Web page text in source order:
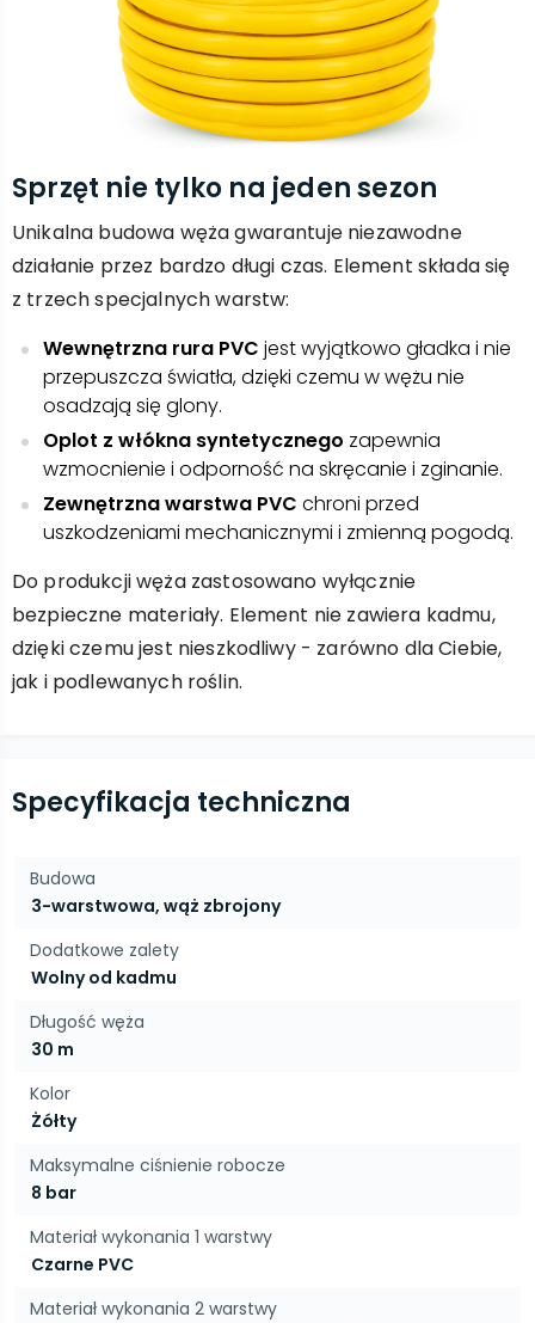
Sprzęt nie tylko na jeden sezon
Unikalna budowa węża gwarantuje niezawodne
działanie przez bardzo długi czas. Element składa się
z trzech specjalnych warstw:
Wewnętrzna rura PVC jest wyjątkowo gładka i nie
przepuszcza światła, dzięki czemu w wężu nie
osadzają się glony.
Oplot z włókna syntetycznego zapewnia
wzmocnienie i odporność na skręcanie i zginanie.
Zewnętrzna warstwa PVC chroni przed
uszkodzeniami mechanicznymi i zmienną pogodą.
Do produkcji węża zastosowano wyłącznie
bezpieczne materiały. Element nie zawiera kadmu,
dzięki czemu jest nieszkodliwy - zarówno dla Ciebie,
jak i podlewanych roślin.
Specyfikacja techniczna
Budowa
3-warstwowa, wąż zbrojony
Dodatkowe zalety
Wolny od kadmu
Długość węża
30 m
Kolor
Żółty
Maksymalne ciśnienie robocze
8 bar
Materiał wykonania 1 warstwy
Czarne PVC
Materiał wykonania 2 warstwy